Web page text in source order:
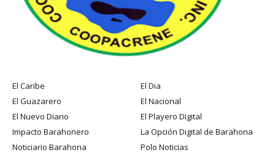
El Caribe
El Dia
El Guazarero
El Nacional
El Nuevo Diario
El Playero Digital
Impacto Barahonero
La Opción Digital de Barahona
Noticiario Barahona
Polo Noticias